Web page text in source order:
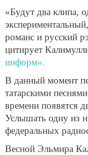
«Будут два клипа,
романс и русский
цитирует
информ».
В данный момент
татарскими
времени появятся
Услышать одну из
федеральных
Весной Эльмира